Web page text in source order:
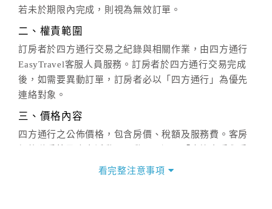
若未於期限內完成，則視為無效訂單。
二、權責範圍
訂房者於四方通行交易之紀錄與相關作業，由四方通行
EasyTravel客服人員服務。訂房者於四方通行交易完成
後，如需要異動訂單，訂房者必以「四方通行」為優先
連絡對象。
三、價格內容
四方通行之公佈價格，包含房價、稅額及服務費。客房
價」之當日價格為標準。
看完整注意事項